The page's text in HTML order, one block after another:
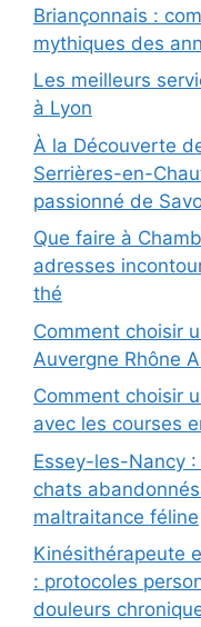
Briançonnais :
mythiques des
Les meilleurs
à Lyon
À la Découverte
Serrières-en-
passionné de
Que faire à
adresses
thé
Comment choisir
Auvergne Rhône
Comment choisir
avec les courses
Essey-les-Nancy
chats
maltraitance féline
Kinésithérapeute
: protocoles
douleurs